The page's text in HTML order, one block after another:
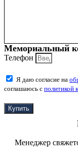
Мемориальный
Телефон
Я даю согласие на
соглашаюсь с политикой
Купить
Менеджер